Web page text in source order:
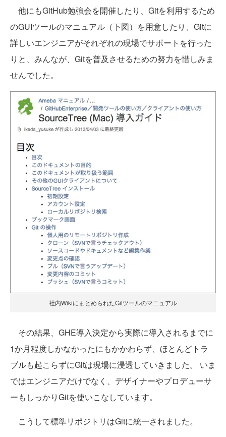
他にもGitHub勉強会を開催したり、Gitを利用するため
のGUIツールのマニュアル（下図）を用意したり、Gitに
詳しいエンジニアがそれぞれの現場でサポートを行った
りと、みんなが、Gitを普及させるための努力を惜しみま
せんでした。
社内WikiにまとめられたGitツールのマニュアル
その結果、GHE導入決定から実際に導入されるまでに
1か月程度しかなかったにもかかわらず、ほとんどトラ
ブルも起こらずにGitは現場に浸透していきました。 いま
ではエンジニアだけでなく、デザイナーやプロデューサ
ーもしっかりGitを使いこなしています。
こうして標準リポジトリはGitに統一されました。